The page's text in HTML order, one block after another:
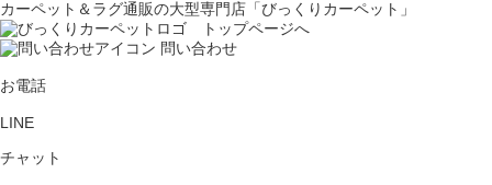
カーペット＆ラグ通販の大型専門店「びっくりカーペット」
問い合わせ
お電話
LINE
チャット